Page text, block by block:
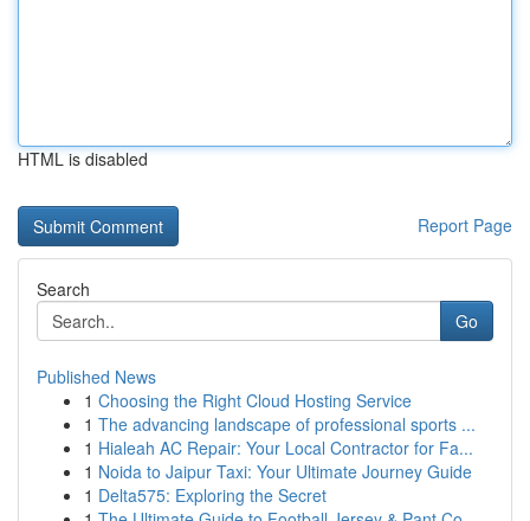
HTML is disabled
Report Page
Search
Go
Published News
1 Choosing the Right Cloud Hosting Service
1 The advancing landscape of professional sports ...
1 Hialeah AC Repair: Your Local Contractor for Fa...
1 Noida to Jaipur Taxi: Your Ultimate Journey Guide
1 Delta575: Exploring the Secret